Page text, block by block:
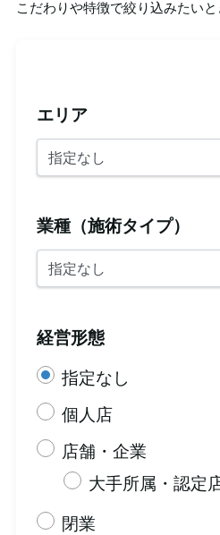
こだわりや特徴で絞り込みたいと
エリア
業種（施術タイプ）
経営形態
指定なし
個人店
店舗・企業
大手所属・認定
閉業